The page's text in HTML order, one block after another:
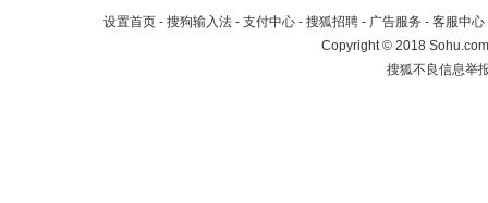
设置首页 - 搜狗输入法 - 支付中心 - 搜狐招聘 - 广告服务 - 客服中心
Copyright©2018
搜狐不良信息举